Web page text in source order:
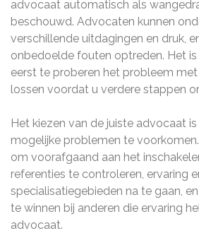
advocaat automatisch als
beschouwd. Advocaten kunnen
verschillende uitdagingen en druk,
onbedoelde fouten optreden. Het
eerst te proberen het probleem
lossen voordat u verdere stappen
Het kiezen van de juiste advocaat
mogelijke problemen te
om voorafgaand aan het
referenties te controleren, ervaring
specialisatiegebieden na te gaan,
te winnen bij anderen die ervaring
advocaat.